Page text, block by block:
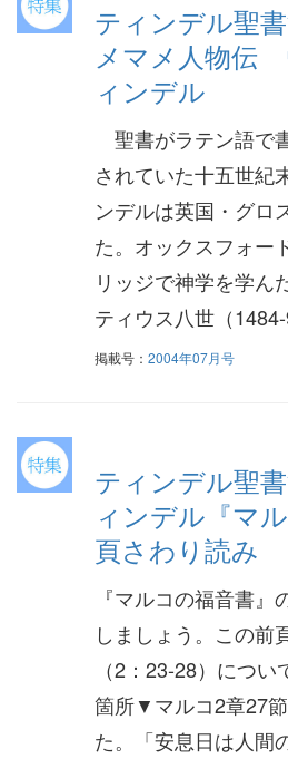
ティンデル聖
メマメ人物伝
ィンデル
聖書がラテン語で
されていた十五世紀
ンデルは英国・グロ
た。オックスフォー
リッジで神学を学
ティウス八世（
掲載号： 2004年07月号
ティンデル聖
ィンデル『マ
頁さわり読み
『マルコの福音書
しましょう。この前
（2：23-28）につ
箇所▼マルコ2章27
た。「安息日は人間